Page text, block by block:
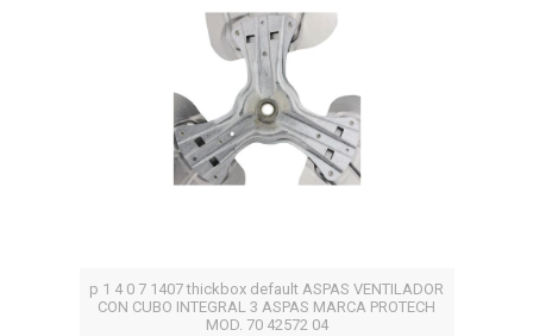
p 1 4 0 7 1407 thickbox default ASPAS VENTILADOR
CON CUBO INTEGRAL 3 ASPAS MARCA PROTECH
MOD. 70 42572 04